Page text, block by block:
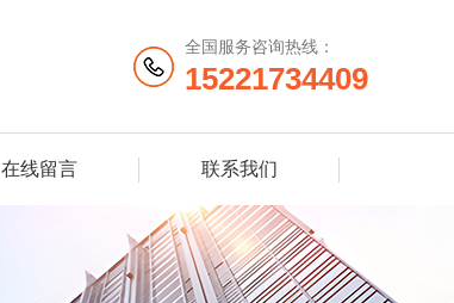
全国服务咨询热线：
15221734409
在线留言 联系我们